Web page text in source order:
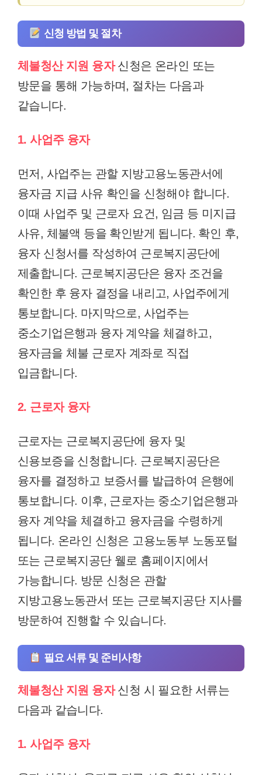
신청 방법 및 절차
체불청산 지원 융자신청은 온라인 또는
방문을 통해 가능하며, 절차는 다음과
같습니다.
1. 사업주 융자
먼저, 사업주는 관할 지방고용노동관서에
융자금 지급 사유 확인을 신청해야 합니다.
이때 사업주 및 근로자 요건, 임금 등 미지급
사유, 체불액 등을 확인받게 됩니다. 확인 후,
융자 신청서를 작성하여 근로복지공단에
제출합니다. 근로복지공단은 융자 조건을
확인한 후 융자 결정을 내리고, 사업주에게
통보합니다. 마지막으로, 사업주는
중소기업은행과 융자 계약을 체결하고,
융자금을 체불 근로자 계좌로 직접
입금합니다.
2. 근로자 융자
근로자는 근로복지공단에 융자 및
신용보증을 신청합니다. 근로복지공단은
융자를 결정하고 보증서를 발급하여 은행에
통보합니다. 이후, 근로자는 중소기업은행과
융자 계약을 체결하고 융자금을 수령하게
됩니다. 온라인 신청은 고용노동부 노동포털
또는 근로복지공단 웰로 홈페이지에서
가능합니다. 방문 신청은 관할
지방고용노동관서 또는 근로복지공단 지사를
방문하여 진행할 수 있습니다.
필요 서류 및 준비사항
체불청산 지원 융자신청 시 필요한 서류는
다음과 같습니다.
1. 사업주 융자